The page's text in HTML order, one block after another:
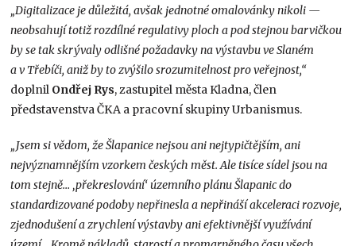
„Digitalizace je důležitá, avšak jednotné omalovánky nikoli —
neobsahují totiž rozdílné regulativy ploch a pod stejnou barvičkou
by se tak skrývaly odlišné požadavky na výstavbu ve Slaném
a v Třebíči, aniž by to zvýšilo srozumitelnost pro veřejnost,“
doplnil Ondřej Rys, zastupitel města Kladna, člen
představenstva ČKA a pracovní skupiny Urbanismus.
„Jsem si vědom, že Šlapanice nejsou ani nejtypičtějším, ani
nejvýznamnějším vzorkem českých měst. Ale tisíce sídel jsou na
tom stejně… ‚překreslování‘ územního plánu Šlapanic do
standardizované podoby nepřinesla a nepřináší akceleraci rozvoje,
zjednodušení a zrychlení výstavby ani efektivnější využívání